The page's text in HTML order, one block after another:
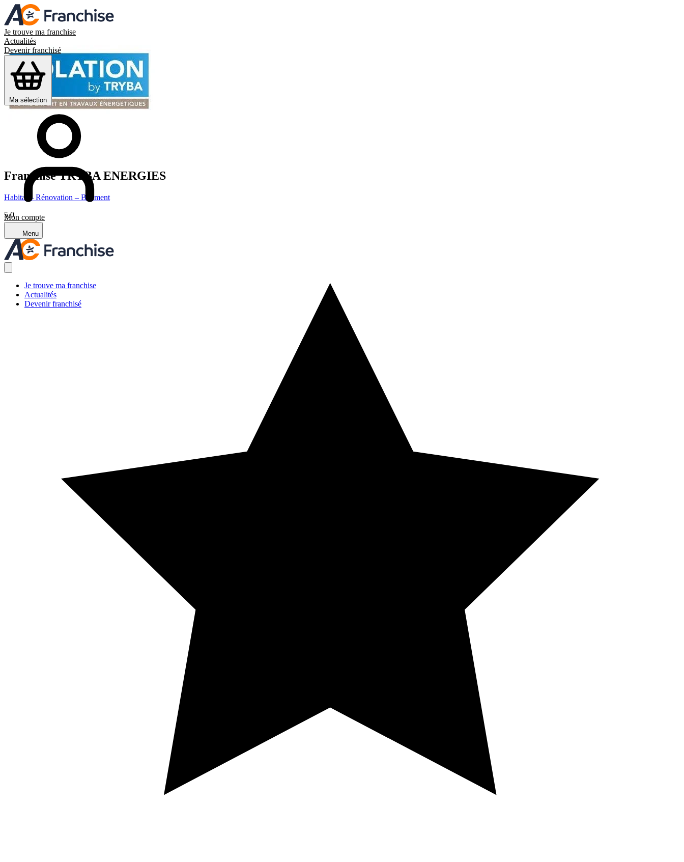
Je trouve ma franchise
Actualités
Devenir franchisé
Ma sélection
Mon compte
Menu
Je trouve ma franchise
Actualités
Devenir franchisé
Franchise TRYBA ENERGIES
Habitat – Rénovation – Bâtiment
5,0